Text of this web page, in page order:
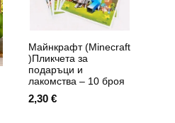
Майнкрафт (Minecraft
)Пликчета за
подаръци и
лакомства – 10 броя
2,30 €